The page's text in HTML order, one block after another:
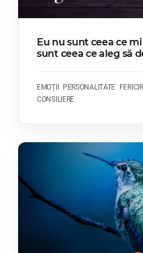
Eu nu sunt ceea ce
sunt ceea ce aleg să
EMOȚII PERSONALITATE
CONSILIERE